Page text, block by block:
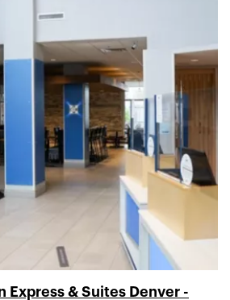
Express & Suites Denver -